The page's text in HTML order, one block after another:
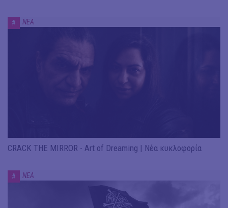
# ΝΕΑ
CRACK THE MIRROR - Art of Dreaming | Νέα κυκλοφορία
# ΝΕΑ